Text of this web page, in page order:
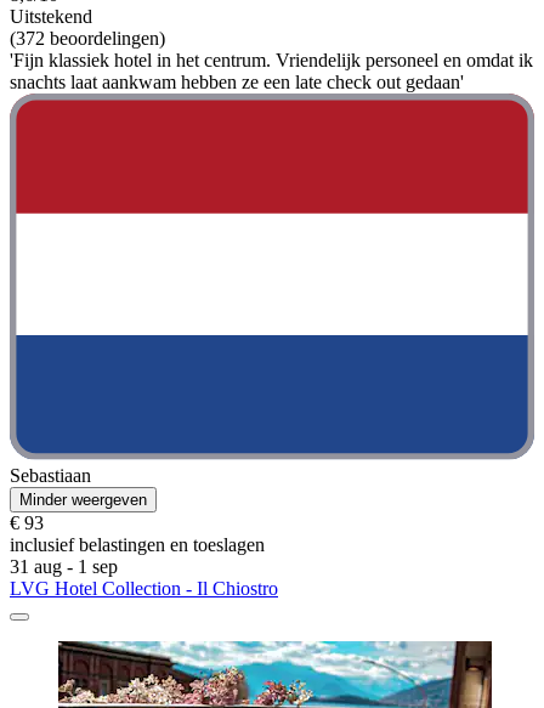
Uitstekend
(372 beoordelingen)
'Fijn klassiek hotel in het centrum. Vriendelijk personeel en omdat ik
snachts laat aankwam hebben ze een late check out gedaan'
Sebastiaan
Minder weergeven
€ 93
inclusief belastingen en toeslagen
31 aug - 1 sep
LVG Hotel Collection - Il Chiostro